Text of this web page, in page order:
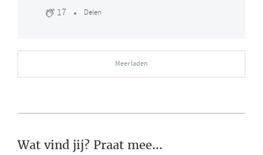
17 Delen
Meer laden
Wat vind jij? Praat mee...